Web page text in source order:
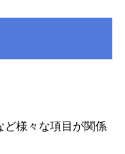
ど様々な項目が関係